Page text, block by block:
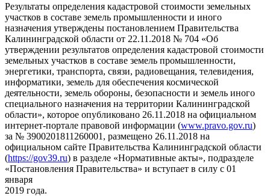
Результаты определения кадастровой стоимости земельных
участков в составе земель промышленности и иного
назначения утверждены постановлением Правительства
Калининградской области от 22.11.2018 № 704 «Об
утверждении результатов определения кадастровой стоимости
земельных участков в составе земель промышленности,
энергетики, транспорта, связи, радиовещания, телевидения,
информатики, земель для обеспечения космической
деятельности, земель обороны, безопасности и земель иного
специального назначения на территории Калининградской
области», которое опубликовано 26.11.2018 на официальном
интернет-портале правовой информации (www.pravo.gov.ru)
за № 3900201811260001, размещено 26.11.2018 на
официальном сайте Правительства Калининградской области
(https://gov39.ru) в разделе «Нормативные акты», подразделе
«Постановления Правительства» и вступает в силу с 01
января
2019 года.